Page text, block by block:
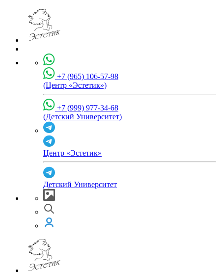
+7 (965) 106-57-98
(Центр «Эстетик»)
+7 (999) 977-34-68
(Детский Университет)
Центр «Эстетик»
Детский Университет